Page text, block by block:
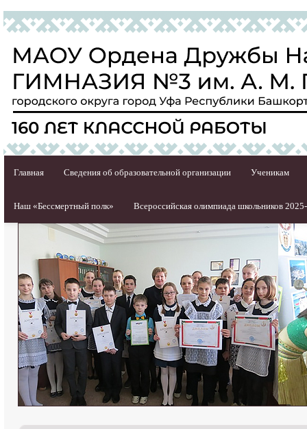
Главная Сведения об образовательной организации Ученикам
Наш «Бессмертный полк» Всероссийская олимпиада школьников